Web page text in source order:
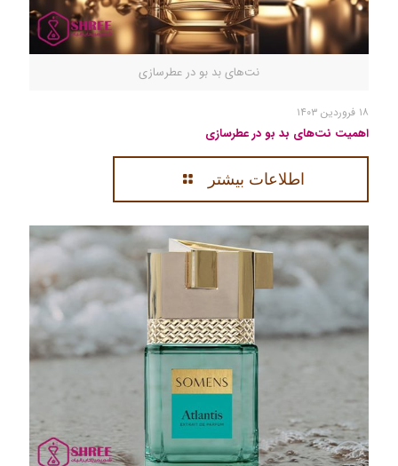
نت‌های بد بو در عطرسازی
۱۸ فروردین ۱۴۰۳
اهمیت نت‌های بد بو در عطرسازی
اطلاعات بیشتر